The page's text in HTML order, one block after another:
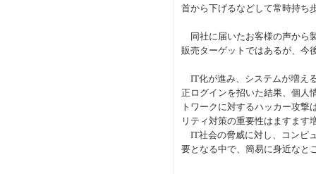
首から下げるなどして常時持ち
同社に届いたお客様の声から
販売ターゲットではあるが、今
IT化が進み、システムが増え
正ログインを招いた結果、個人
トワークに対するハッカー攻撃
リティ対策の重要性はますます
IT社会の脅威に対し、コンピ
要となる中で、簡易に身近なと